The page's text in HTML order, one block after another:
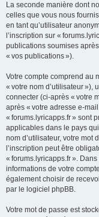
La seconde manière dont
celles que vous nous
en tant qu’utilisateur
l’inscription sur «
publications soumises
« vos publications »).
Votre compte comprend au
« votre nom d’utilisateur »),
connecter (ci-après « votre
après « votre adresse e-
« forums.lyricapps.fr » sont
applicables dans le pays
nom d’utilisateur, votre mot
l’inscription peut être
« forums.lyricapps.fr ».
informations de votre
également choisir de
par le logiciel phpBB.
Votre mot de passe est